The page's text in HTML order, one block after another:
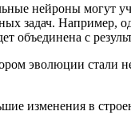
нейроны могут
задач. Например,
объединена с
эволюции стали
изменения в